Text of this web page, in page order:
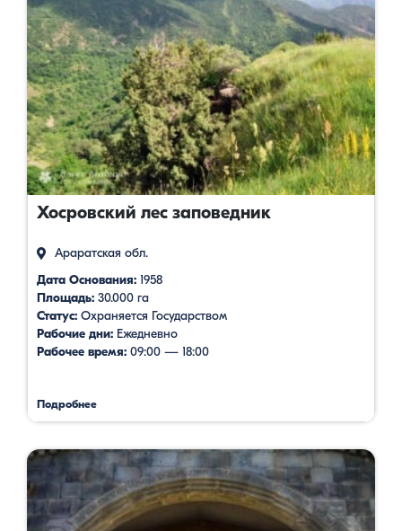
Хосровский лес заповедник
Араратская обл.
Дата Основания: 1958
Площадь: 30.000 га
Статус: Охраняется Государством
Рабочие дни: Ежедневно
Рабочее время: 09:00 — 18:00
Подробнее